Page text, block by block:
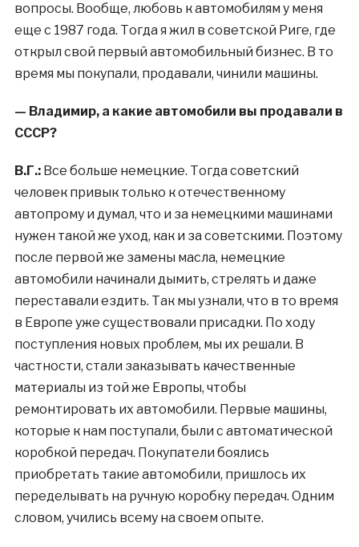
вопросы. Вообще, любовь к автомобилям у меня
еще с 1987 года. Тогда я жил в советской Риге, где
открыл свой первый автомобильный бизнес. В то
время мы покупали, продавали, чинили машины.
— Владимир, а какие автомобили вы продавали в
СССР?
В.Г.:Все больше немецкие. Тогда советский
человек привык только к отечественному
автопрому и думал, что и за немецкими машинами
нужен такой же уход, как и за советскими. Поэтому
после первой же замены масла, немецкие
автомобили начинали дымить, стрелять и даже
переставали ездить. Так мы узнали, что в то время
в Европе уже существовали присадки. По ходу
поступления новых проблем, мы их решали. В
частности, стали заказывать качественные
материалы из той же Европы, чтобы
ремонтировать их автомобили. Первые машины,
которые к нам поступали, были с автоматической
коробкой передач. Покупатели боялись
приобретать такие автомобили, пришлось их
переделывать на ручную коробку передач. Одним
словом, учились всему на своем опыте.